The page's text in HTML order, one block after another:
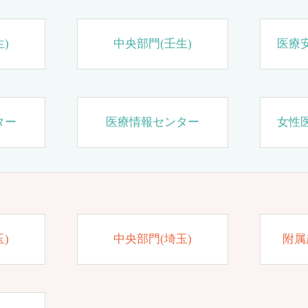
) 中央部門(壬生) 医療
ー 医療情報センター 女性
) 中央部門(埼玉) 附